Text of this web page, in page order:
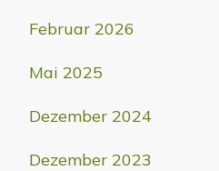
Februar 2026
Mai 2025
Dezember 2024
Dezember 2023